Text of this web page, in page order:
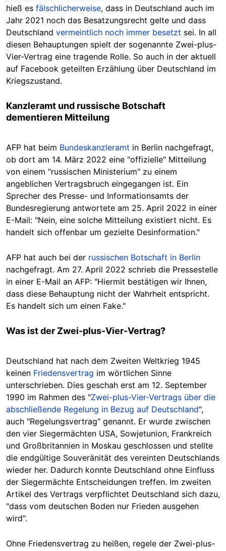
hieß es fälschlicherweise, dass in Deutschland auch im
Jahr 2021 noch das Besatzungsrecht gelte und dass
Deutschland vermeintlich noch immer besetzt sei. In all
diesen Behauptungen spielt der sogenannte Zwei-plus-
Vier-Vertrag eine tragende Rolle. So auch in der aktuell
auf Facebook geteilten Erzählung über Deutschland im
Kriegszustand.
Kanzleramt und russische Botschaft
dementieren Mitteilung
AFP hat beim Bundeskanzleramt in Berlin nachgefragt,
ob dort am 14. März 2022 eine "offizielle" Mitteilung
von einem "russischen Ministerium" zu einem
angeblichen Vertragsbruch eingegangen ist. Ein
Sprecher des Presse- und Informationsamts der
Bundesregierung antwortete am 25. April 2022 in einer
E-Mail: "Nein, eine solche Mitteilung existiert nicht. Es
handelt sich offenbar um gezielte Desinformation."
AFP hat auch bei der russischen Botschaft in Berlin
nachgefragt. Am 27. April 2022 schrieb die Pressestelle
in einer E-Mail an AFP: "Hiermit bestätigen wir Ihnen,
dass diese Behauptung nicht der Wahrheit entspricht.
Es handelt sich um einen Fake."
Was ist der Zwei-plus-Vier-Vertrag?
Deutschland hat nach dem Zweiten Weltkrieg 1945
keinen Friedensvertrag im wörtlichen Sinne
unterschrieben. Dies geschah erst am 12. September
1990 im Rahmen des "Zwei-plus-Vier-Vertrags über die
abschließende Regelung in Bezug auf Deutschland",
auch "Regelungsvertrag" genannt. Er wurde zwischen
den vier Siegermächten USA, Sowjetunion, Frankreich
und Großbritannien in Moskau geschlossen und stellte
die endgültige Souveränität des vereinten Deutschlands
wieder her. Dadurch konnte Deutschland ohne Einfluss
der Siegermächte Entscheidungen treffen. Im zweiten
Artikel des Vertrags verpflichtet Deutschland sich dazu,
"dass vom deutschen Boden nur Frieden ausgehen
wird".
Ohne Friedensvertrag zu heißen, regele der Zwei-plus-